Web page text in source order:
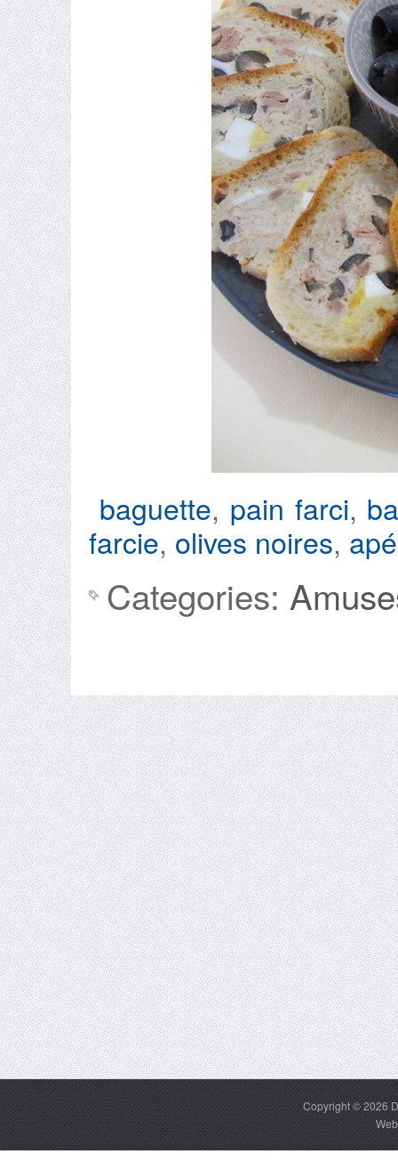
baguette, pain farci,
farcie, olives noires,
Categories:
Copyright © 2026